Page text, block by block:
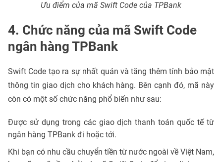
Ưu điểm của mã Swift Code của TPBank
4. Chức năng của mã Swift Code
ngân hàng TPBank
Swift Code tạo ra sự nhất quán và tăng thêm tính bảo mật
thông tin giao dịch cho khách hàng. Bên cạnh đó, mã này
còn có một số chức năng phổ biến như sau:
Được sử dụng trong các giao dịch thanh toán quốc tế từ
ngân hàng TPBank đi hoặc tới.
Khi bạn có nhu cầu chuyển tiền từ nước ngoài về Việt Nam,